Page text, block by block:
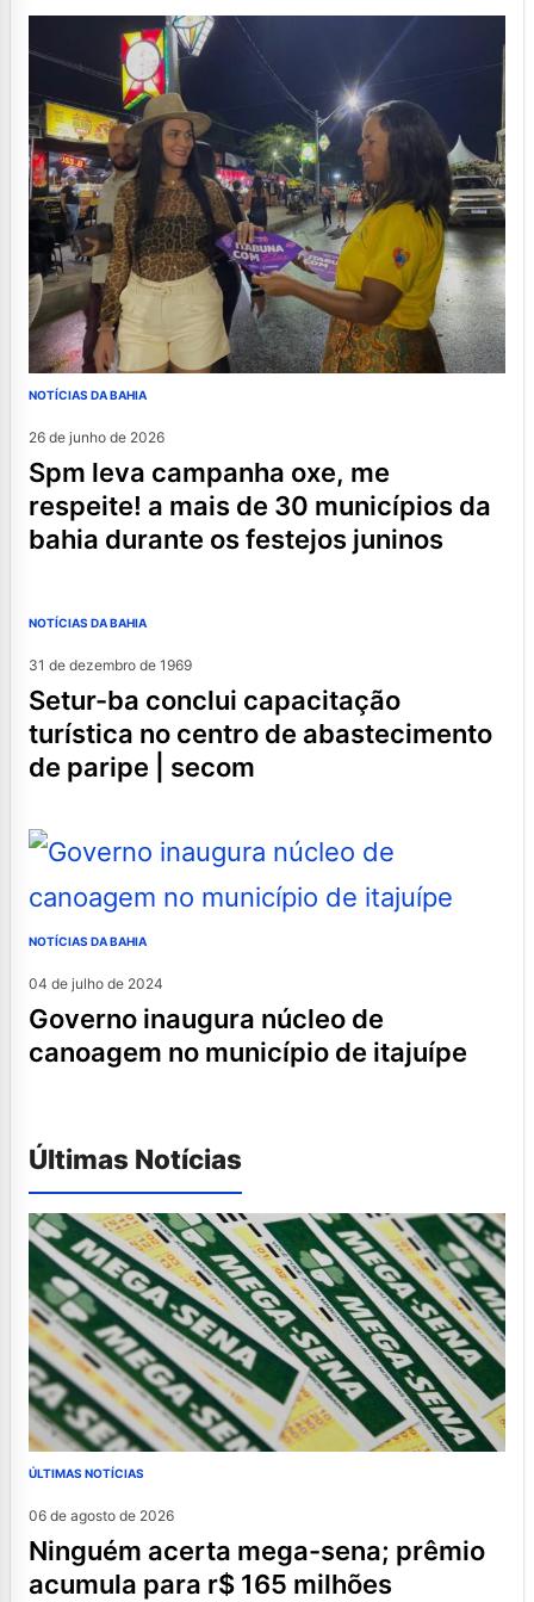
NOTÍCIAS DA BAHIA
26 de junho de 2026
spm leva campanha oxe, me
respeite! a mais de 30 municípios da
bahia durante os festejos juninos
NOTÍCIAS DA BAHIA
31 de dezembro de 1969
setur-ba conclui capacitação
turística no centro de abastecimento
de paripe | secom
NOTÍCIAS DA BAHIA
04 de julho de 2024
governo inaugura núcleo de
canoagem no município de itajuípe
Últimas Notícias
ÚLTIMAS NOTÍCIAS
06 de agosto de 2026
ninguém acerta mega-sena; prêmio
acumula para r$ 165 milhões